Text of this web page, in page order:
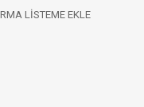
LISTEME EKLE